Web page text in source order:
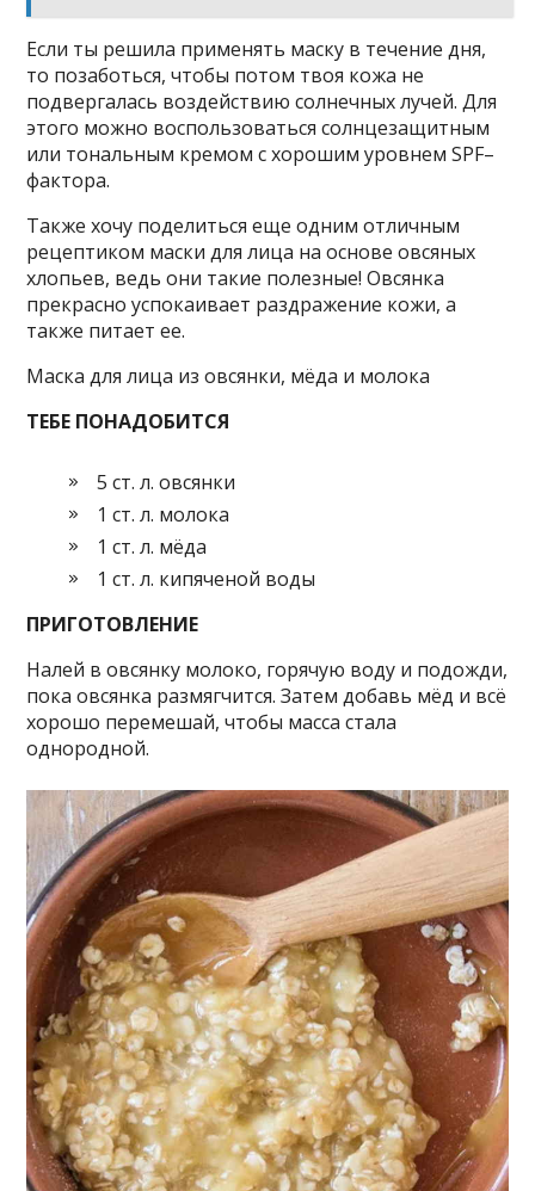
Если ты решила применять маску в течение дня,
то позаботься, чтобы потом твоя кожа не
подвергалась воздействию солнечных лучей. Для
этого можно воспользоваться солнцезащитным
или тональным кремом с хорошим уровнем SPF–
фактора.
Также хочу поделиться еще одним отличным
рецептиком маски для лица на основе овсяных
хлопьев, ведь они такие полезные! Овсянка
прекрасно успокаивает раздражение кожи, а
также питает ее.
Маска для лица из овсянки, мёда и молока
ТЕБЕ ПОНАДОБИТСЯ
5 ст. л. овсянки
1 ст. л. молока
1 ст. л. мёда
1 ст. л. кипяченой воды
ПРИГОТОВЛЕНИЕ
Налей в овсянку молоко, горячую воду и подожди,
пока овсянка размягчится. Затем добавь мёд и всё
хорошо перемешай, чтобы масса стала
однородной.